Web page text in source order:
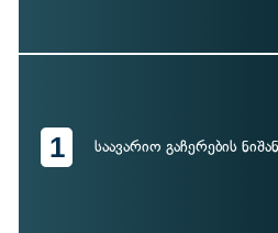
1 საავარიო გაჩერების